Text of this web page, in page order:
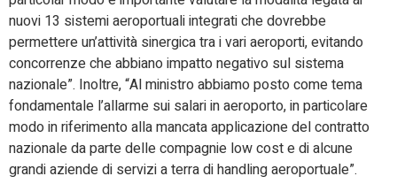
nuovi 13 sistemi aeroportuali integrati che dovrebbe
permettere un’attività sinergica tra i vari aeroporti, evitando
concorrenze che abbiano impatto negativo sul sistema
nazionale”. Inoltre, “Al ministro abbiamo posto come tema
fondamentale l’allarme sui salari in aeroporto, in particolare
modo in riferimento alla mancata applicazione del contratto
nazionale da parte delle compagnie low cost e di alcune
grandi aziende di servizi a terra di handling aeroportuale”.